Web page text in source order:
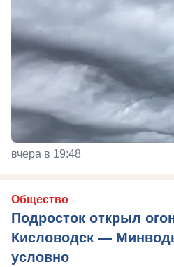
вчера в 19:48
Общество
Подросток открыл
Кисловодск —
условно